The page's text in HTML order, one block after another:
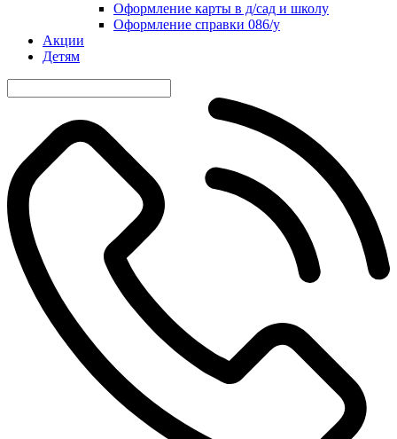
Оформление карты в д/сад и школу
Оформление справки 086/у
Акции
Детям